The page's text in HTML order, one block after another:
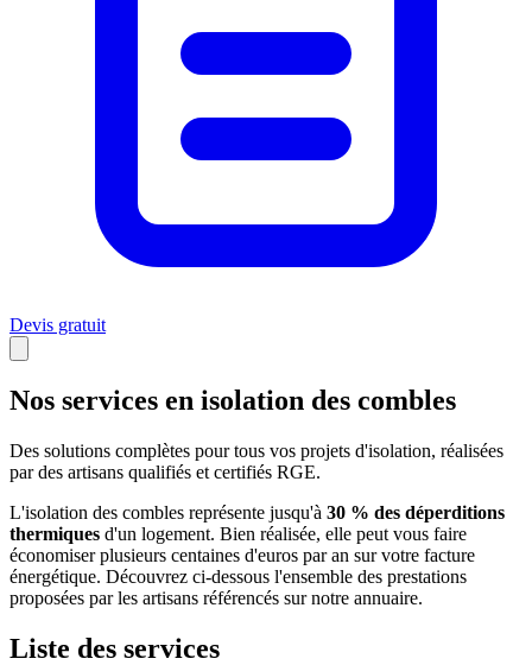
Devis gratuit
Nos services en isolation des combles
Des solutions complètes pour tous vos projets d'isolation, réalisées
par des artisans qualifiés et certifiés RGE.
L'isolation des combles représente jusqu'à 30 % des déperditions
thermiques d'un logement. Bien réalisée, elle peut vous faire
économiser plusieurs centaines d'euros par an sur votre facture
énergétique. Découvrez ci-dessous l'ensemble des prestations
proposées par les artisans référencés sur notre annuaire.
Liste des services